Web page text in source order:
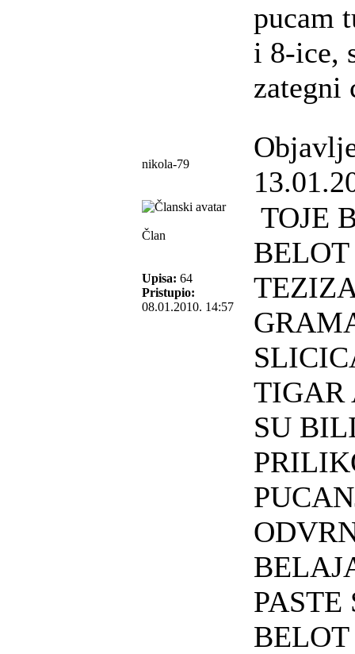
pucam
i 8-ice,
zategni
nikola-79
Član
Upisa: 64
Pristupio:
08.01.2010. 14:57
TOJE
BELOT
TIGAR
SU
PASTE